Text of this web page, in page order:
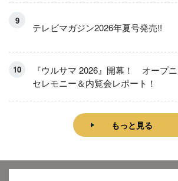
テレビマガジン2026年夏号発売!!
『ウルサマ 2026』開幕！ オープ
セレモニー＆内覧会レポート！
もっと見る